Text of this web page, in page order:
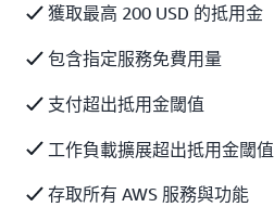
獲取最高 200 USD 的抵用金
包含指定服務免費用量
支付超出抵用金閾值
工作負載擴展超出抵用金閾值
存取所有 AWS 服務與功能